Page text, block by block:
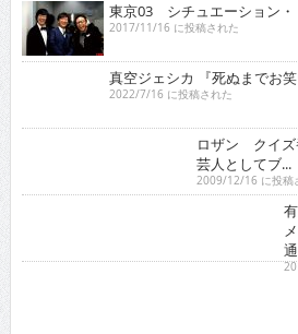
東京03 シチュエーション・
2017/11/16 に投稿された
真空ジェシカ 『死ぬまでお
2022/7/16 に投稿された
ロザン クイズ番組でもお
2009/12/16 に投稿された
有野晋哉 ゲーム・アニメ・
ゴー☆ジャス 『夢が叶うと